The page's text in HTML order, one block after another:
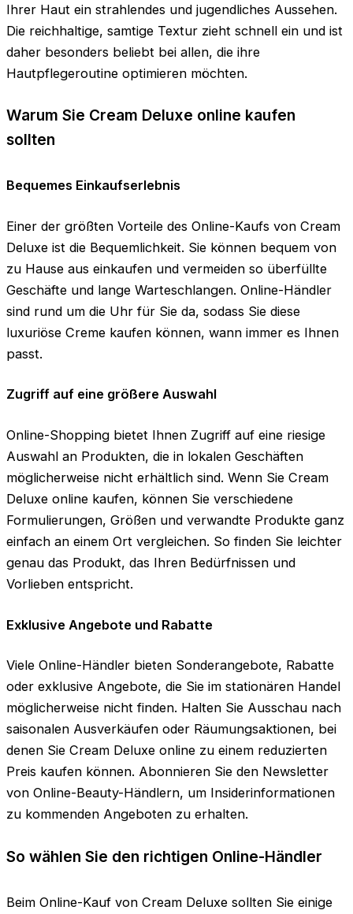
Ihrer Haut ein strahlendes und jugendliches Aussehen.
Die reichhaltige, samtige Textur zieht schnell ein und ist
daher besonders beliebt bei allen, die ihre
Hautpflegeroutine optimieren möchten.
Warum Sie Cream Deluxe online kaufen
sollten
Bequemes Einkaufserlebnis
Einer der größten Vorteile des Online-Kaufs von Cream
Deluxe ist die Bequemlichkeit. Sie können bequem von
zu Hause aus einkaufen und vermeiden so überfüllte
Geschäfte und lange Warteschlangen. Online-Händler
sind rund um die Uhr für Sie da, sodass Sie diese
luxuriöse Creme kaufen können, wann immer es Ihnen
passt.
Zugriff auf eine größere Auswahl
Online-Shopping bietet Ihnen Zugriff auf eine riesige
Auswahl an Produkten, die in lokalen Geschäften
möglicherweise nicht erhältlich sind. Wenn Sie Cream
Deluxe online kaufen, können Sie verschiedene
Formulierungen, Größen und verwandte Produkte ganz
einfach an einem Ort vergleichen. So finden Sie leichter
genau das Produkt, das Ihren Bedürfnissen und
Vorlieben entspricht.
Exklusive Angebote und Rabatte
Viele Online-Händler bieten Sonderangebote, Rabatte
oder exklusive Angebote, die Sie im stationären Handel
möglicherweise nicht finden. Halten Sie Ausschau nach
saisonalen Ausverkäufen oder Räumungsaktionen, bei
denen Sie Cream Deluxe online zu einem reduzierten
Preis kaufen können. Abonnieren Sie den Newsletter
von Online-Beauty-Händlern, um Insiderinformationen
zu kommenden Angeboten zu erhalten.
So wählen Sie den richtigen Online-Händler
Beim Online-Kauf von Cream Deluxe sollten Sie einige